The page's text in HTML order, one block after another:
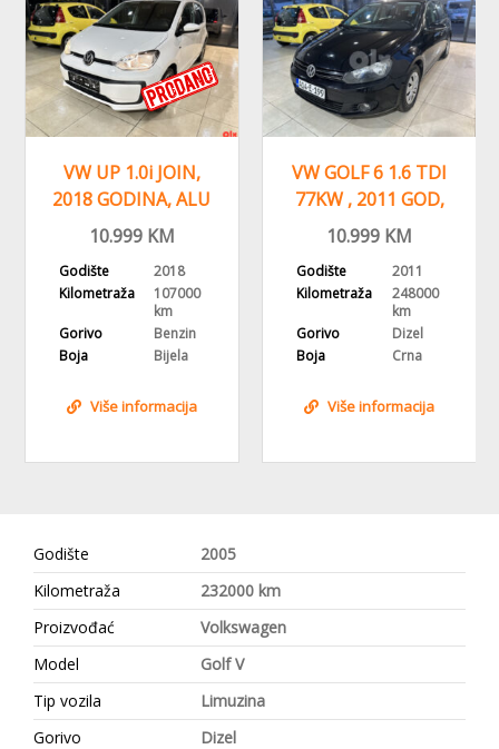
VW UP 1.0i JOIN,
2018 GODINA, ALU
FELGE KLIMA
10.999KM
Godište
2018
Kilometraža
107000
km
Gorivo
Benzin
Boja
Bijela
Više informacija
VW GOLF 6 1.6 TDI
77KW , 2011 GOD,
REGISTROVAN,KLIMA
10.999 KM
Godište
2011
Kilometraža
248000
km
Gorivo
Dizel
Boja
Crna
Više informacija
Godište
2005
Kilometraža
232000 km
Proizvođać
Volkswagen
Model
Golf V
Tip vozila
Limuzina
Gorivo
Dizel